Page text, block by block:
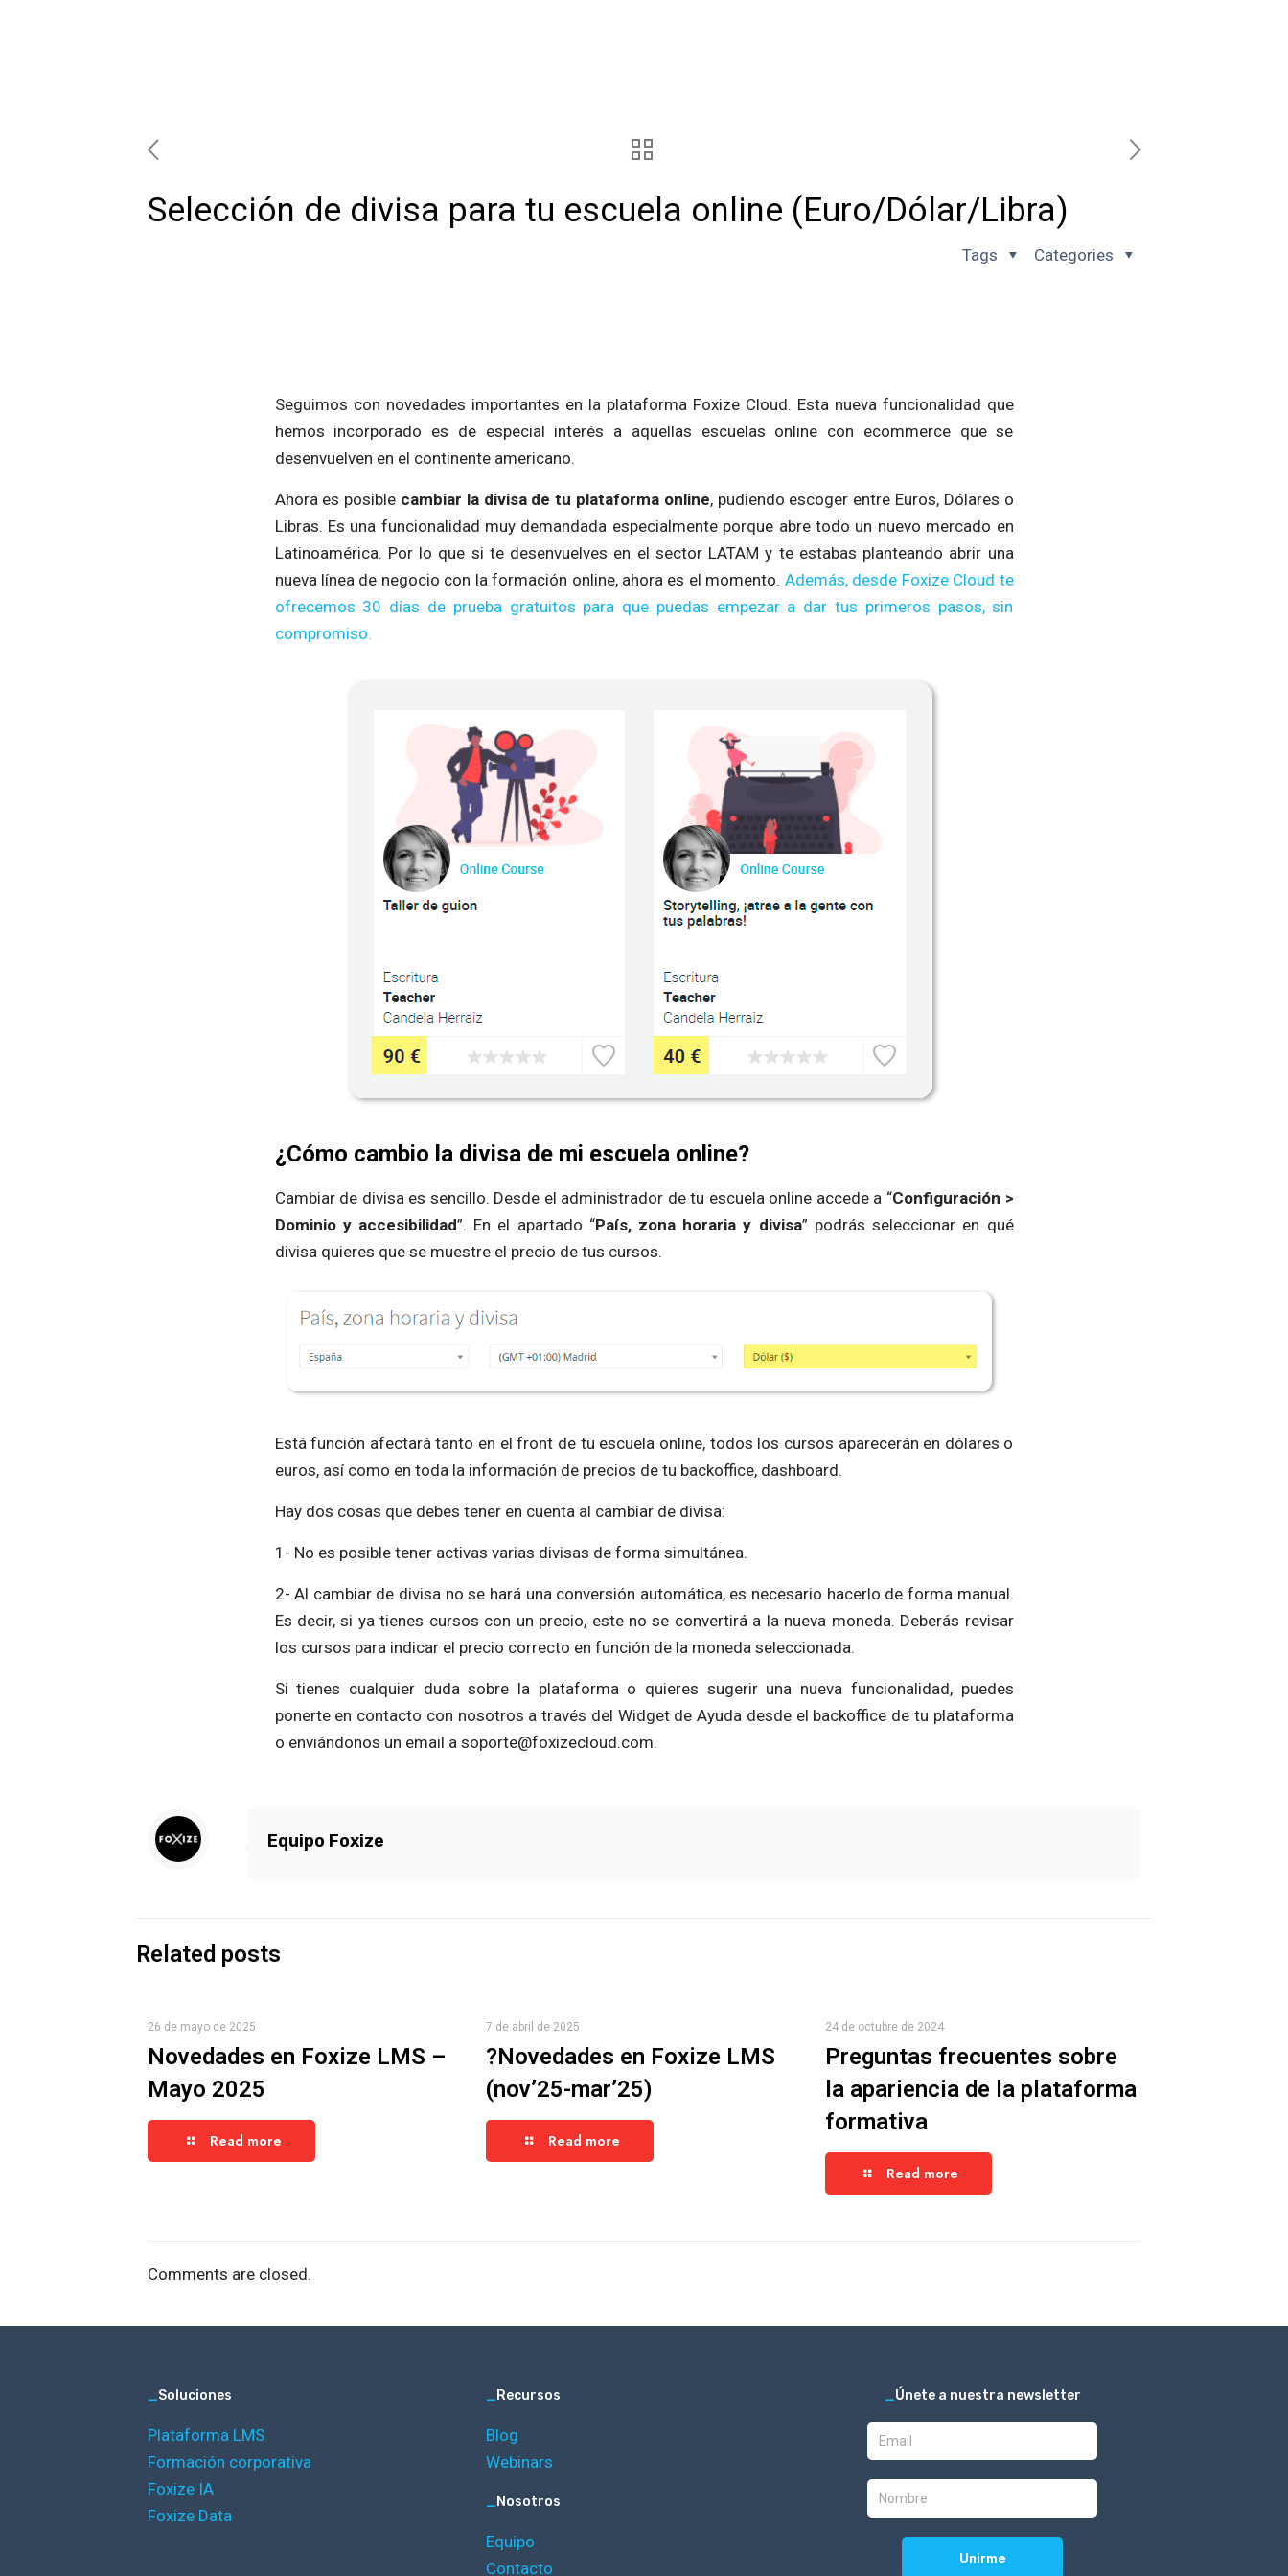
Selección de divisa para tu escuela online (Euro/Dólar/Libra)
Categories
Tags
Seguimos con novedades importantes en la plataforma Foxize Cloud. Esta nueva funcionalidad que
hemos incorporado es de especial interés a aquellas escuelas online con ecommerce que se
desenvuelven en el continente americano.
Ahora es posible cambiar la divisa de tu plataforma online, pudiendo escoger entre Euros, Dólares o
Libras. Es una funcionalidad muy demandada especialmente porque abre todo un nuevo mercado en
Latinoamérica. Por lo que si te desenvuelves en el sector LATAM y te estabas planteando abrir una
nueva línea de negocio con la formación online, ahora es el momento. Además, desde Foxize Cloud te
ofrecemos 30 días de prueba gratuitos para que puedas empezar a dar tus primeros pasos, sin
compromiso.
¿Cómo cambio la divisa de mi escuela online?
Cambiar de divisa es sencillo. Desde el administrador de tu escuela online accede a “Configuración >
Dominio y accesibilidad”. En el apartado “País, zona horaria y divisa” podrás seleccionar en qué
divisa quieres que se muestre el precio de tus cursos.
Está función afectará tanto en el front de tu escuela online, todos los cursos aparecerán en dólares o
euros, así como en toda la información de precios de tu backoffice, dashboard.
Hay dos cosas que debes tener en cuenta al cambiar de divisa:
1- No es posible tener activas varias divisas de forma simultánea.
2- Al cambiar de divisa no se hará una conversión automática, es necesario hacerlo de forma manual.
Es decir, si ya tienes cursos con un precio, este no se convertirá a la nueva moneda. Deberás revisar
los cursos para indicar el precio correcto en función de la moneda seleccionada.
Si tienes cualquier duda sobre la plataforma o quieres sugerir una nueva funcionalidad, puedes
ponerte en contacto con nosotros a través del Widget de Ayuda desde el backoffice de tu plataforma
o enviándonos un email a soporte@foxizecloud.com.
Equipo Foxize
Related posts
26 de mayo de 2025
Novedades en Foxize LMS –
Mayo 2025
Read more
7 de abril de 2025
?Novedades en Foxize LMS
(nov’25-mar’25)
Read more
24 de octubre de 2024
Preguntas frecuentes sobre
la apariencia de la plataforma
formativa
Read more
Comments are closed.
_Soluciones
Plataforma LMS
Formación corporativa
Foxize IA
Foxize Data
_Recursos
Blog
Webinars
_Nosotros
Equipo
Contacto
_Únete a nuestra newsletter